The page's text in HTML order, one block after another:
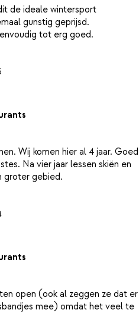
de ideale wintersport
gunstig geprijsd.
Wij komen hier al 4 jaar. Goed
Na vier jaar lessen skiën en
open (ook al zeggen ze dat er
mee) omdat het veel te